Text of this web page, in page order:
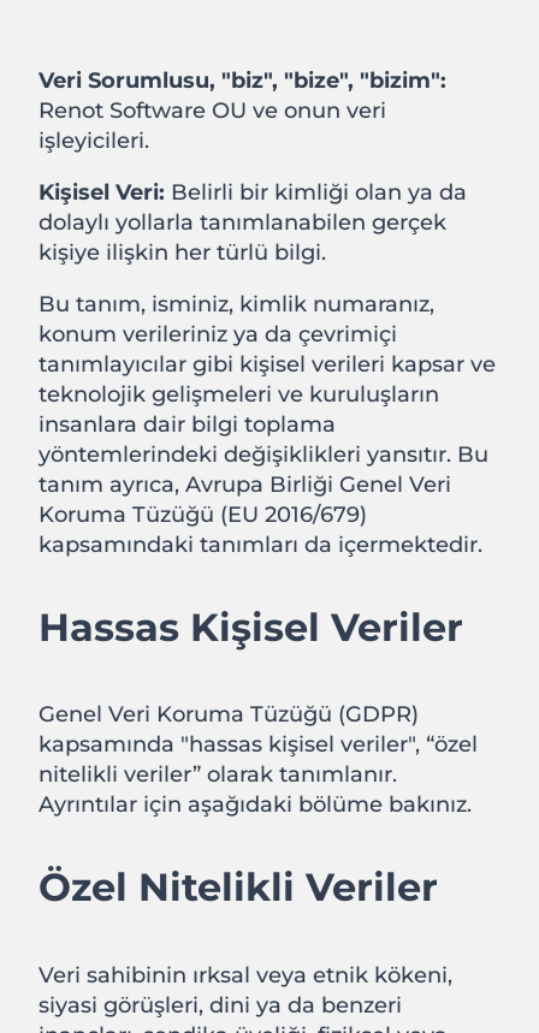
Veri Sorumlusu, "biz", "bize", "bizim":
Renot Software OU ve onun veri
işleyicileri.
Kişisel Veri: Belirli bir kimliği olan ya da
dolaylı yollarla tanımlanabilen gerçek
kişiye ilişkin her türlü bilgi.
Bu tanım, isminiz, kimlik numaranız,
konum verileriniz ya da çevrimiçi
tanımlayıcılar gibi kişisel verileri kapsar ve
teknolojik gelişmeleri ve kuruluşların
insanlara dair bilgi toplama
yöntemlerindeki değişiklikleri yansıtır. Bu
tanım ayrıca, Avrupa Birliği Genel Veri
Koruma Tüzüğü (EU 2016/679)
kapsamındaki tanımları da içermektedir.
Hassas Kişisel Veriler
Genel Veri Koruma Tüzüğü (GDPR)
kapsamında "hassas kişisel veriler", “özel
nitelikli veriler” olarak tanımlanır.
Ayrıntılar için aşağıdaki bölüme bakınız.
Özel Nitelikli Veriler
Veri sahibinin ırksal veya etnik kökeni,
siyasi görüşleri, dini ya da benzeri